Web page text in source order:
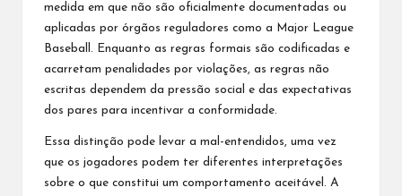
medida em que não são oficialmente documentadas ou
aplicadas por órgãos reguladores como a Major League
Baseball. Enquanto as regras formais são codificadas e
acarretam penalidades por violações, as regras não
escritas dependem da pressão social e das expectativas
dos pares para incentivar a conformidade.
Essa distinção pode levar a mal-entendidos, uma vez
que os jogadores podem ter diferentes interpretações
sobre o que constitui um comportamento aceitável. A